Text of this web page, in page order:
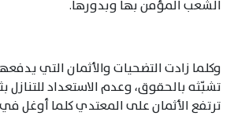
الشعب المؤمن بها وبدورها.
وكلما زادت التضحيات والأثمان التي
تشبّثه بالحقوق، وعدم الاستعداد للتنازل
ترتفع الأثمان على المعتدي كلما أوغل